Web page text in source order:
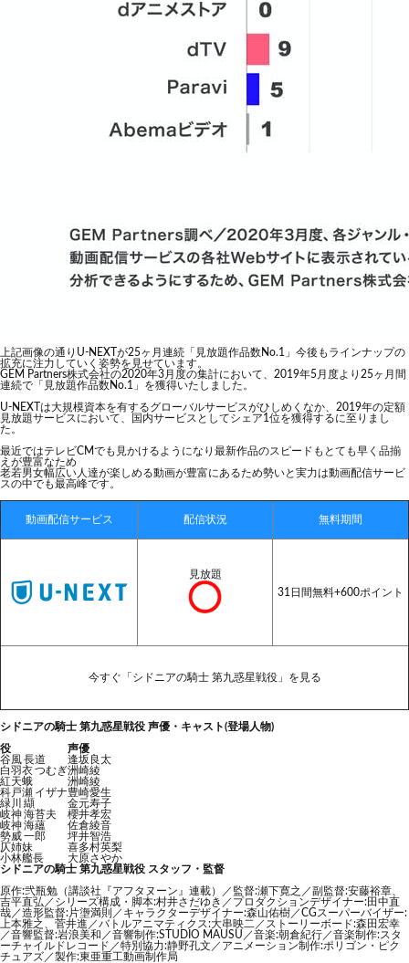
上記画像の通りU-NEXTが25ヶ月連続「見放題作品数No.1」今後もラインナップの
拡充に注力していく姿勢を見せています。
GEM Partners株式会社の2020年3月度の集計において、2019年5月度より25ヶ月間
連続で「見放題作品数No.1」を獲得いたしました。
U-NEXTは大規模資本を有するグローバルサービスがひしめくなか、2019年の定額
見放題サービスにおいて、国内サービスとしてシェア1位を獲得するに至りまし
た。
最近ではテレビCMでも見かけるようになり最新作品のスピードもとても早く品揃
えが豊富なため
老若男女幅広い人達が楽しめる動画が豊富にあるため勢いと実力は動画配信サービ
スの中でも最高峰です。
動画配信サービス 配信状況 無料期間
見放題
31日間無料+600ポイント
今すぐ「シドニアの騎士 第九惑星戦役」を見る
シドニアの騎士 第九惑星戦役 声優・キャスト(登場人物)
役
声優
谷風 長道
逢坂良太
白羽衣 つむぎ洲崎綾
紅天蛾
洲崎綾
科戸瀬 イザナ豊崎愛生
緑川 纈
金元寿子
岐神 海苔夫
櫻井孝宏
岐神 海蘊
佐倉綾音
勢威 一郎
坪井智浩
仄姉妹
喜多村英梨
小林艦長
大原さやか
シドニアの騎士 第九惑星戦役 スタッフ・監督
原作:弐瓶勉（講談社『アフタヌーン』連載）／監督:瀬下寛之／副監督:安藤裕章、
吉平直弘／シリーズ構成・脚本:村井さだゆき／プロダクションデザイナー:田中直
哉／造形監督:片塰満則／キャラクターデザイナー:森山佑樹／CGスーパーバイザー:
上本雅之、菅井進／バトルアニマティクス:大串映二／ストーリーボード:森田宏幸
／音響監督:岩浪美和／音響制作:STUDIO MAUSU／音楽:朝倉紀行／音楽制作:スタ
ーチャイルドレコード／特別協力:静野孔文／アニメーション制作:ポリゴン・ピク
チュアズ／製作:東亜重工動画制作局